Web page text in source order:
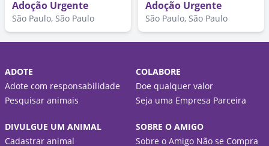
Adoção Urgente
São Paulo, São Paulo
Adoção Urgente
São Paulo, São Paulo
ADOTE
Adote com responsabilidade
Pesquisar animais
COLABORE
Doe qualquer valor
Seja uma Empresa Parceira
DIVULGUE UM ANIMAL
Cadastrar animal
SOBRE O AMIGO
Sobre o Amigo Não se Compra